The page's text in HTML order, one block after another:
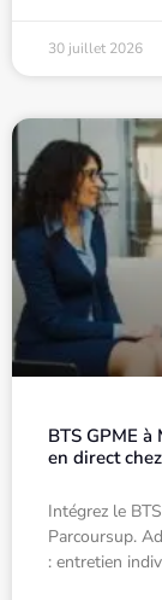
30 juillet 2026
BTS GPME
en direct
Intégrez le
Parcoursup.
: entretien